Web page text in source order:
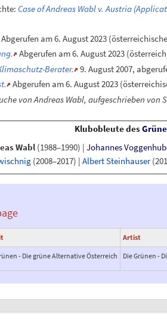
Case of Andreas Wabl v. Austria
Abgerufen am 6. August 2023
Abgerufen am 6. August 2023
Berater. 9. August 2007,
Abgerufen am 6. August 2023
von Andreas Wabl, aufgeschrieben von
Klubobleute des
Wabl (1988–1990) | Johannes
(2008–2017) | Albert Steinhauser
Artist
- Die grüne Alternative Österreich Die Grünen -